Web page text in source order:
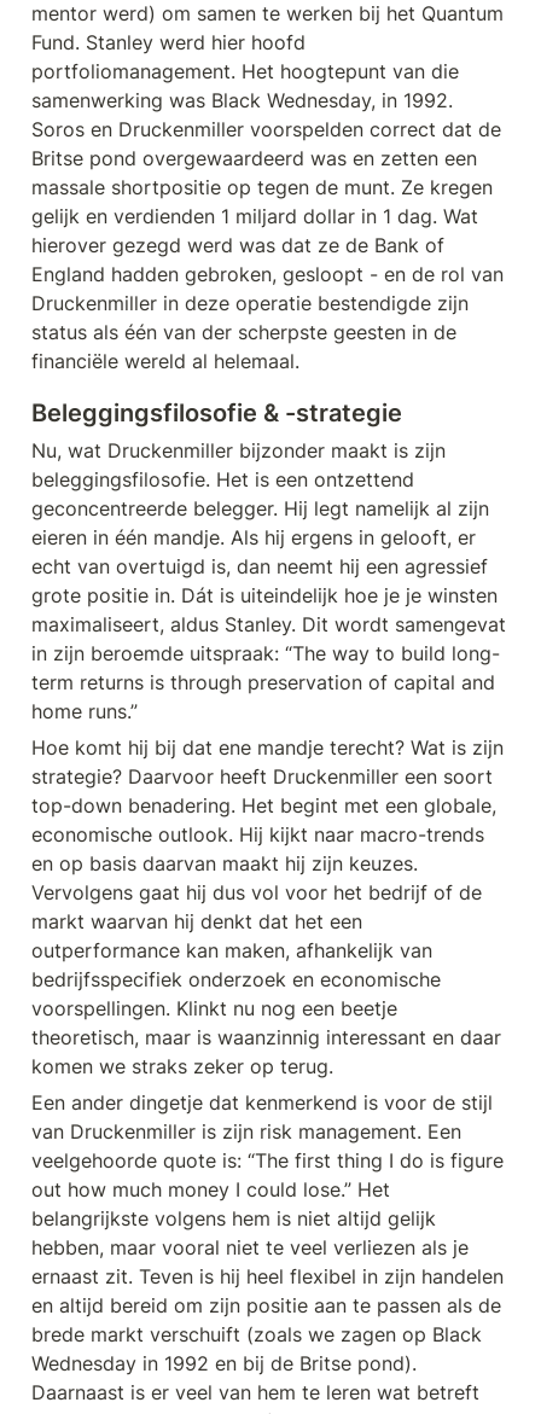
mentor werd) om samen te werken bij het Quantum
Fund. Stanley werd hier hoofd
portfoliomanagement. Het hoogtepunt van die
samenwerking was Black Wednesday, in 1992.
Soros en Druckenmiller voorspelden correct dat de
Britse pond overgewaardeerd was en zetten een
massale shortpositie op tegen de munt. Ze kregen
gelijk en verdienden 1 miljard dollar in 1 dag. Wat
hierover gezegd werd was dat ze de Bank of
England hadden gebroken, gesloopt - en de rol van
Druckenmiller in deze operatie bestendigde zijn
status als één van der scherpste geesten in de
financiële wereld al helemaal.
Beleggingsfilosofie & -strategie
Nu, wat Druckenmiller bijzonder maakt is zijn
beleggingsfilosofie. Het is een ontzettend
geconcentreerde belegger. Hij legt namelijk al zijn
eieren in één mandje. Als hij ergens in gelooft, er
echt van overtuigd is, dan neemt hij een agressief
grote positie in. Dát is uiteindelijk hoe je je winsten
maximaliseert, aldus Stanley. Dit wordt samengevat
in zijn beroemde uitspraak: “The way to build long-
term returns is through preservation of capital and
home runs.”
Hoe komt hij bij dat ene mandje terecht? Wat is zijn
strategie? Daarvoor heeft Druckenmiller een soort
top-down benadering. Het begint met een globale,
economische outlook. Hij kijkt naar macro-trends
en op basis daarvan maakt hij zijn keuzes.
Vervolgens gaat hij dus vol voor het bedrijf of de
markt waarvan hij denkt dat het een
outperformance kan maken, afhankelijk van
bedrijfsspecifiek onderzoek en economische
voorspellingen. Klinkt nu nog een beetje
theoretisch, maar is waanzinnig interessant en daar
komen we straks zeker op terug.
Een ander dingetje dat kenmerkend is voor de stijl
van Druckenmiller is zijn risk management. Een
veelgehoorde quote is: “The first thing I do is figure
out how much money I could lose.” Het
belangrijkste volgens hem is niet altijd gelijk
hebben, maar vooral niet te veel verliezen als je
ernaast zit. Teven is hij heel flexibel in zijn handelen
en altijd bereid om zijn positie aan te passen als de
brede markt verschuift (zoals we zagen op Black
Wednesday in 1992 en bij de Britse pond).
Daarnaast is er veel van hem te leren wat betreft